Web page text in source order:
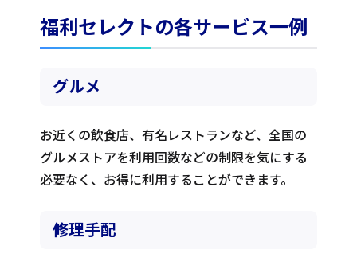
福利セレクトの各サービス一例
グルメ
お近くの飲食店、有名レストランなど、全国の
グルメストアを利用回数などの制限を気にする
必要なく、お得に利用することができます。
修理手配